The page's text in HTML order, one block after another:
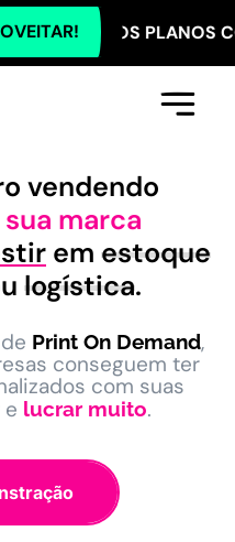
PLANOS COM 5%
vendendo
sua marca
em estoque
logística.
Print On Demand,
conseguem ter
com suas
lucrar muito.